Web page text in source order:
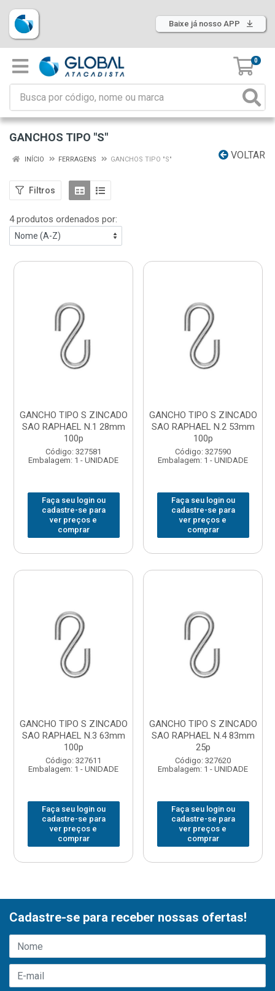
Baixe já nosso APP
0
GANCHOS TIPO "S"
VOLTAR
INÍCIO FERRAGENS GANCHOS TIPO "S"
Filtros
4 produtos ordenados por:
GANCHO TIPO S ZINCADO
SAO RAPHAEL N.1 28mm
100p
Código: 327581
Embalagem: 1 - UNIDADE
Faça seu login ou
cadastre-se para
ver preços e
comprar
GANCHO TIPO S ZINCADO
SAO RAPHAEL N.2 53mm
100p
Código: 327590
Embalagem: 1 - UNIDADE
Faça seu login ou
cadastre-se para
ver preços e
comprar
GANCHO TIPO S ZINCADO
SAO RAPHAEL N.3 63mm
100p
Código: 327611
Embalagem: 1 - UNIDADE
Faça seu login ou
cadastre-se para
ver preços e
comprar
GANCHO TIPO S ZINCADO
SAO RAPHAEL N.4 83mm
25p
Código: 327620
Embalagem: 1 - UNIDADE
Faça seu login ou
cadastre-se para
ver preços e
comprar
Cadastre-se para receber nossas ofertas!